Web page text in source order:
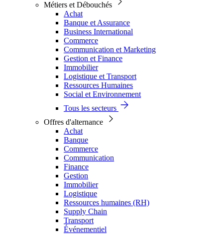
Métiers et Débouchés
Achat
Banque et Assurance
Business International
Commerce
Communication et Marketing
Gestion et Finance
Immobilier
Logistique et Transport
Ressources Humaines
Social et Environnement
Tous les secteurs
Offres d'alternance
Achat
Banque
Commerce
Communication
Finance
Gestion
Immobilier
Logistique
Ressources humaines (RH)
Supply Chain
Transport
Événementiel